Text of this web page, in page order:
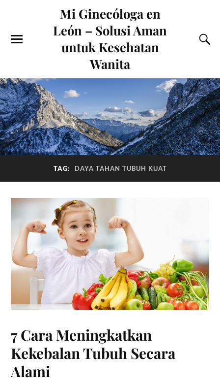
Mi Ginecóloga en
León – Solusi Aman
untuk Kesehatan
Wanita
TAG: DAYA TAHAN TUBUH KUAT
7 Cara Meningkatkan
Kekebalan Tubuh Secara
Alami